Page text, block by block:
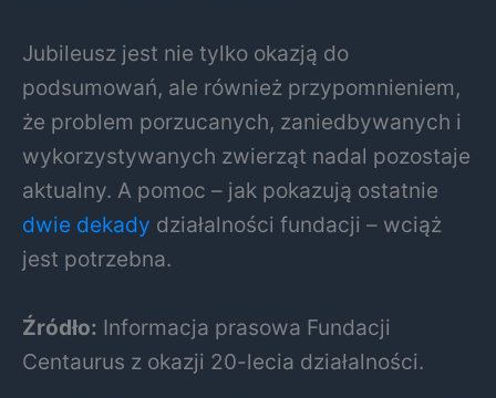
Jubileusz jest nie tylko okazją do
podsumowań, ale również przypomnieniem,
że problem porzucanych, zaniedbywanych i
wykorzystywanych zwierząt nadal pozostaje
aktualny. A pomoc – jak pokazują ostatnie
dwie dekady działalności fundacji – wciąż
jest potrzebna.
Źródło: Informacja prasowa Fundacji
Centaurus z okazji 20-lecia działalności.